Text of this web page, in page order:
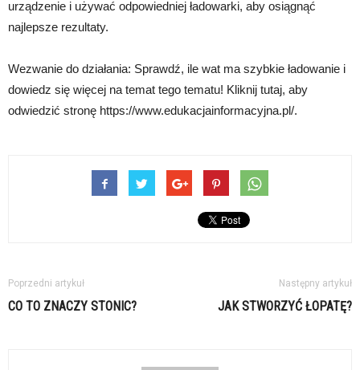
urządzenie i używać odpowiedniej ładowarki, aby osiągnąć
najlepsze rezultaty.
Wezwanie do działania: Sprawdź, ile wat ma szybkie ładowanie i
dowiedz się więcej na temat tego tematu! Kliknij tutaj, aby
odwiedzić stronę https://www.edukacjainformacyjna.pl/.
Poprzedni artykuł
CO TO ZNACZY STONIC?
Następny artykuł
JAK STWORZYĆ ŁOPATĘ?